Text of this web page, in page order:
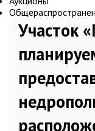
Участок «Придорожный-1»,